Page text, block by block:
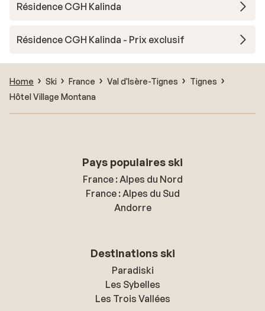
Résidence CGH Kalinda
Résidence CGH Kalinda - Prix exclusif
Home Ski France Val d'Isère-Tignes
Tignes
Hôtel Village Montana
Pays populaires ski
France : Alpes du Nord
France : Alpes du Sud
Andorre
Destinations ski
Paradiski
Les Sybelles
Les Trois Vallées